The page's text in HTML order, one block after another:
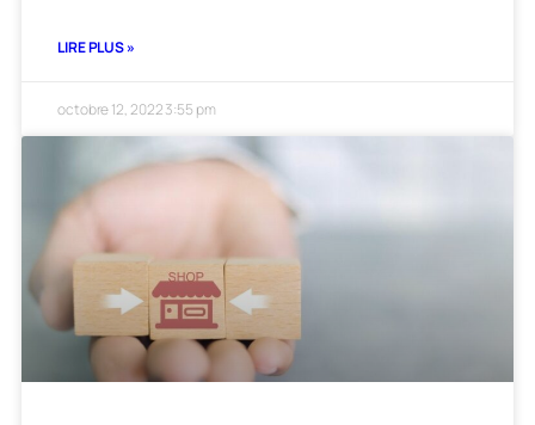
LIRE PLUS »
octobre 12, 20223:55 pm